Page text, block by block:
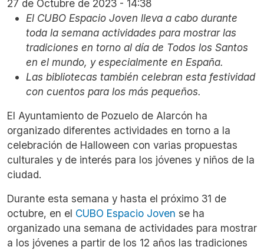
27 de Octubre de 2023 - 14:38
El CUBO Espacio Joven lleva a cabo durante
toda la semana actividades para mostrar las
tradiciones en torno al día de Todos los Santos
en el mundo, y especialmente en España.
Las bibliotecas también celebran esta festividad
con cuentos para los más pequeños.
El Ayuntamiento de Pozuelo de Alarcón ha
organizado diferentes actividades en torno a la
celebración de Halloween con varias propuestas
culturales y de interés para los jóvenes y niños de la
ciudad.
Durante esta semana y hasta el próximo 31 de
octubre, en el CUBO Espacio Joven se ha
organizado una semana de actividades para mostrar
a los jóvenes a partir de los 12 años las tradiciones